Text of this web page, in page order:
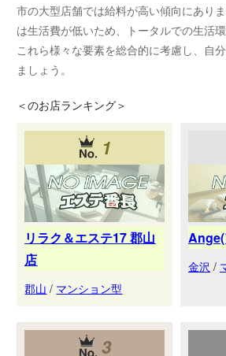
市の大型店舗では給料が高い傾向にあり
は生活費が低いため、トータルでの生活
これら様々な要素を総合的に考慮し、自
ましょう。
＜のお店ランキング＞
1
リラク＆エステ17 郡山
店
郡山 / マンション型
金沢 /
3